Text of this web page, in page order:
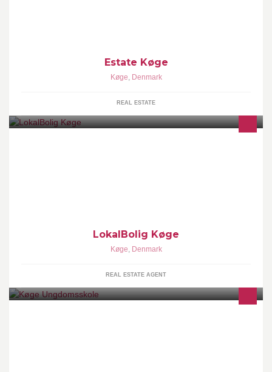
Estate Køge
Køge, Denmark
REAL ESTATE
LokalBolig Køge
Køge, Denmark
REAL ESTATE AGENT